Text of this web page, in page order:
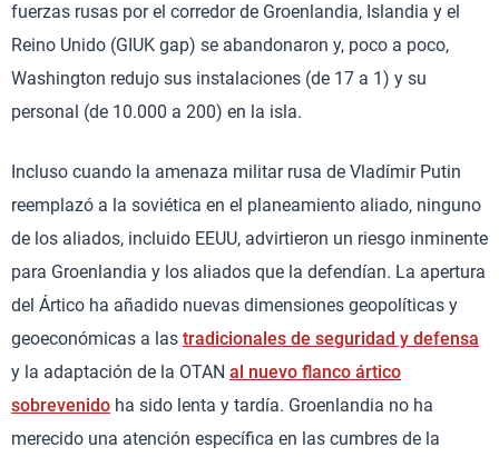
fuerzas rusas por el corredor de Groenlandia, Islandia y el
Reino Unido (GIUK gap) se abandonaron y, poco a poco,
Washington redujo sus instalaciones (de 17 a 1) y su
personal (de 10.000 a 200) en la isla.
Incluso cuando la amenaza militar rusa de Vladímir Putin
reemplazó a la soviética en el planeamiento aliado, ninguno
de los aliados, incluido EEUU, advirtieron un riesgo inminente
para Groenlandia y los aliados que la defendían. La apertura
del Ártico ha añadido nuevas dimensiones geopolíticas y
geoeconómicas a las tradicionales de seguridad y defensa
y la adaptación de la OTAN al nuevo flanco ártico
sobrevenido ha sido lenta y tardía. Groenlandia no ha
merecido una atención específica en las cumbres de la